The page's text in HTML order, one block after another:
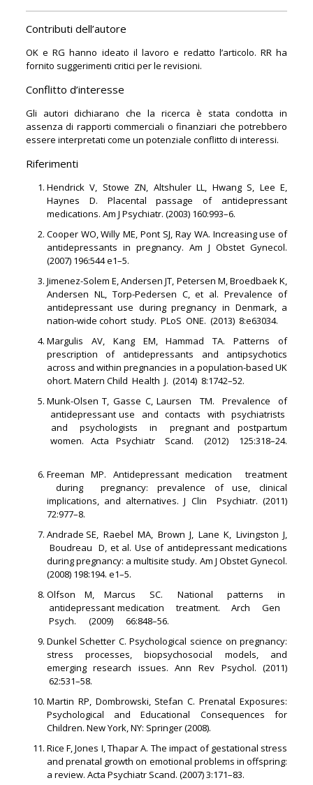
Contributi dell’autore
OK e RG hanno ideato il lavoro e redatto l’articolo. RR ha
fornito suggerimenti critici per le revisioni.
Conflitto d’interesse
Gli autori dichiarano che la ricerca è stata condotta in
assenza di rapporti commerciali o finanziari che potrebbero
essere interpretati come un potenziale conflitto di interessi.
Riferimenti
Hendrick V, Stowe ZN, Altshuler LL, Hwang S, Lee E,
Haynes D. Placental passage of antidepressant
medications. Am J Psychiatr. (2003) 160:993–6.
Cooper WO, Willy ME, Pont SJ, Ray WA. Increasing use of
antidepressants in pregnancy. Am J Obstet Gynecol.
(2007) 196:544 e1–5.
Jimenez-Solem E, Andersen JT, Petersen M, Broedbaek K,
Andersen NL, Torp-Pedersen C, et al. Prevalence of
antidepressant use during pregnancy in Denmark, a
nation-wide cohort study. PLoS ONE. (2013) 8:e63034.
Margulis AV, Kang EM, Hammad TA. Patterns of
prescription of antidepressants and antipsychotics
across and within pregnancies in a population-based UK
ohort. Matern Child Health J. (2014) 8:1742–52.
Munk-Olsen T, Gasse C, Laursen TM. Prevalence of
antidepressant use and contacts with psychiatrists
and psychologists in pregnant and postpartum
women. Acta Psychiatr Scand. (2012) 125:318–24.
Freeman MP. Antidepressant medication treatment
during pregnancy: prevalence of use, clinical
implications, and alternatives. J Clin Psychiatr. (2011)
72:977–8.
Andrade SE, Raebel MA, Brown J, Lane K, Livingston J,
Boudreau D, et al. Use of antidepressant medications
during pregnancy: a multisite study. Am J Obstet Gynecol.
(2008) 198:194. e1–5.
Olfson M, Marcus SC. National patterns in
antidepressant medication treatment. Arch Gen
Psych. (2009) 66:848–56.
Dunkel Schetter C. Psychological science on pregnancy:
stress processes, biopsychosocial models, and
emerging research issues. Ann Rev Psychol. (2011)
62:531–58.
Martin RP, Dombrowski, Stefan C. Prenatal Exposures:
Psychological and Educational Consequences for
Children. New York, NY: Springer (2008).
Rice F, Jones I, Thapar A. The impact of gestational stress
and prenatal growth on emotional problems in offspring:
a review. Acta Psychiatr Scand. (2007) 3:171–83.